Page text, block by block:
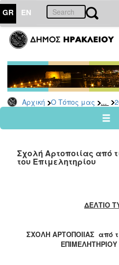
GR EN
Αρχική Ο Τόπος μας ...
ΤΟΠΟΣ
ΜΑΣ
Ανακοινώσεις
Αρχείο
2026
2024
2022
2017
Σχολή Αρτοποιίας από
του Επιμελητηρίου
ΔΕΛΤΙΟ
ΣΧΟΛΗ ΑΡΤΟΠΟΙΙΑΣ από